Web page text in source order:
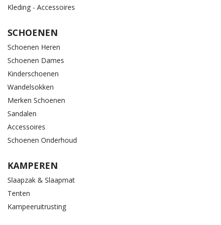
Kleding - Accessoires
SCHOENEN
Schoenen Heren
Schoenen Dames
Kinderschoenen
Wandelsokken
Merken Schoenen
Sandalen
Accessoires
Schoenen Onderhoud
KAMPEREN
Slaapzak & Slaapmat
Tenten
Kampeeruitrusting